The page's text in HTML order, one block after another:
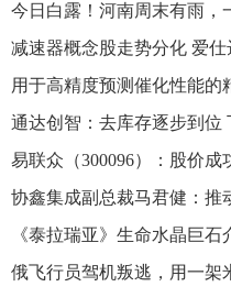
今日白露！河南周末有雨，
减速器概念股走势分化 爱仕
用于高精度预测催化性能的
通达创智：去库存逐步到位
《泰拉瑞亚》生命水晶巨石
俄飞行员驾机叛逃，用一架